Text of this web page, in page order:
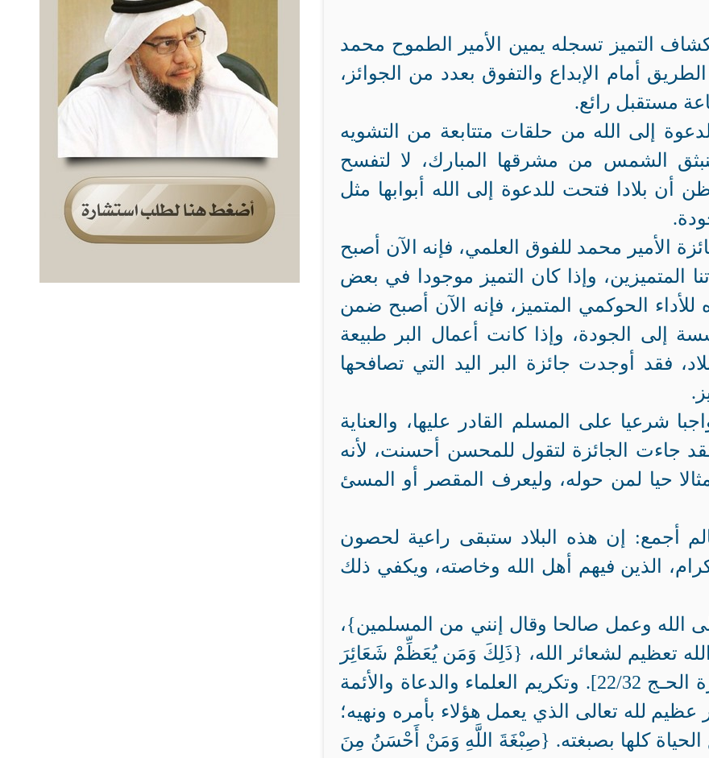
التميز تسجله يمين الأمير الطموح محمد
أمام الإبداع والتفوق بعدد من الجوائز،
مستقبل رائع.
إلى الله من حلقات متتابعة من التشويه
الشمس من مشرقها المبارك، لا لتفسح
أن بلادا فتحت للدعوة إلى الله أبوابها مثل
الأمير محمد للفوق العلمي، فإنه الآن أصبح
المتميزين، وإذا كان التميز موجودا في بعض
للأداء الحوكمي المتميز، فإنه الآن أصبح ضمن
إلى الجودة، وإذا كانت أعمال البر طبيعة
فقد أوجدت جائزة البر اليد التي تصافحها
شرعيا على المسلم القادر عليها، والعناية
جاءت الجائزة لتقول للمحسن أحسنت، لأنه
حيا لمن حوله، وليعرف المقصر أو المسئ
أجمع: إن هذه البلاد ستبقى راعية لحصون
الذين فيهم أهل الله وخاصته، ويكفي ذلك
الله وعمل صالحا وقال إنني من المسلمين}،
تعظيم لشعائر الله، {ذَلِكَ وَمَن يُعَظِّمْ شَعَائِرَ
اللَّهِ فَإِنَّهَا مِن تَقْوَى الْقُلُوبِ} [سورة الحـج 22/32]. وتكريم العلماء والدعاة والأئمة
عظيم لله تعالى الذي يعمل هؤلاء بأمره ونهيه؛
الحياة كلها بصبغته. {صِبْغَةَ اللَّهِ وَمَنْ أَحْسَنُ مِنَ